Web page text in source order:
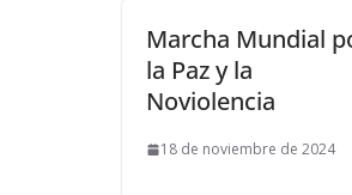
Marcha Mundial
la Paz y la
Noviolencia
18 de noviembre de 2024